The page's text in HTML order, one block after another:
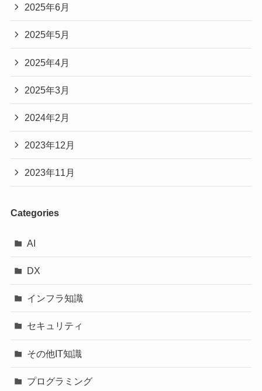
2025年6月
2025年5月
2025年4月
2025年3月
2024年2月
2023年12月
2023年11月
Categories
AI
DX
インフラ知識
セキュリティ
その他IT知識
プログラミング